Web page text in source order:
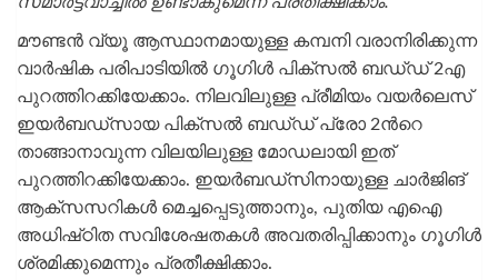
മൗണ്ടൻ വ്യൂ ആസ്ഥാനമായുള്ള കമ്പനി വരാനിരിക്കുന്ന
വാർഷിക പരിപാടിയിൽ ഗൂഗിൾ പിക്‌സൽ ബഡ്‌ഡ് 2എ
പുറത്തിറക്കിയേക്കാം. നിലവിലുള്ള പ്രീമിയം വയർലെസ്
ഇയർബഡ്‌സായ പിക്‌സൽ ബഡ്‌ഡ് പ്രോ 2ന്‍റെ
താങ്ങാനാവുന്ന വിലയിലുള്ള മോഡലായി ഇത്
പുറത്തിറക്കിയേക്കാം. ഇയർബഡ്‌സിനായുള്ള ചാർജിങ്
ആക്‌സസറികൾ മെച്ചപ്പെടുത്താനും, പുതിയ എഐ
അധിഷ്‌ഠിത സവിശേഷതകൾ അവതരിപ്പിക്കാനും ഗൂഗിൾ
ശ്രമിക്കുമെന്നും പ്രതീക്ഷിക്കാം.